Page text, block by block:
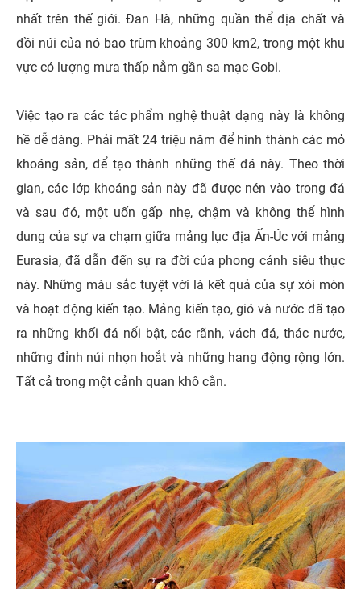
nhất trên thế giới. Đan Hà, những quần thể địa chất và
đồi núi của nó bao trùm khoảng 300 km2, trong một khu
vực có lượng mưa thấp nằm gần sa mạc Gobi.
Việc tạo ra các tác phẩm nghệ thuật dạng này là không
hề dễ dàng. Phải mất 24 triệu năm để hình thành các mỏ
khoáng sản, để tạo thành những thế đá này. Theo thời
gian, các lớp khoáng sản này đã được nén vào trong đá
và sau đó, một uốn gấp nhẹ, chậm và không thể hình
dung của sự va chạm giữa mảng lục địa Ấn-Úc với mảng
Eurasia, đã dẫn đến sự ra đời của phong cảnh siêu thực
này. Những màu sắc tuyệt vời là kết quả của sự xói mòn
và hoạt động kiến ​​tạo. Mảng kiến ​​tạo, gió và nước đã tạo
ra những khối đá nổi bật, các rãnh, vách đá, thác nước,
những đỉnh núi nhọn hoắt và những hang động rộng lớn.
Tất cả trong một cảnh quan khô cằn.